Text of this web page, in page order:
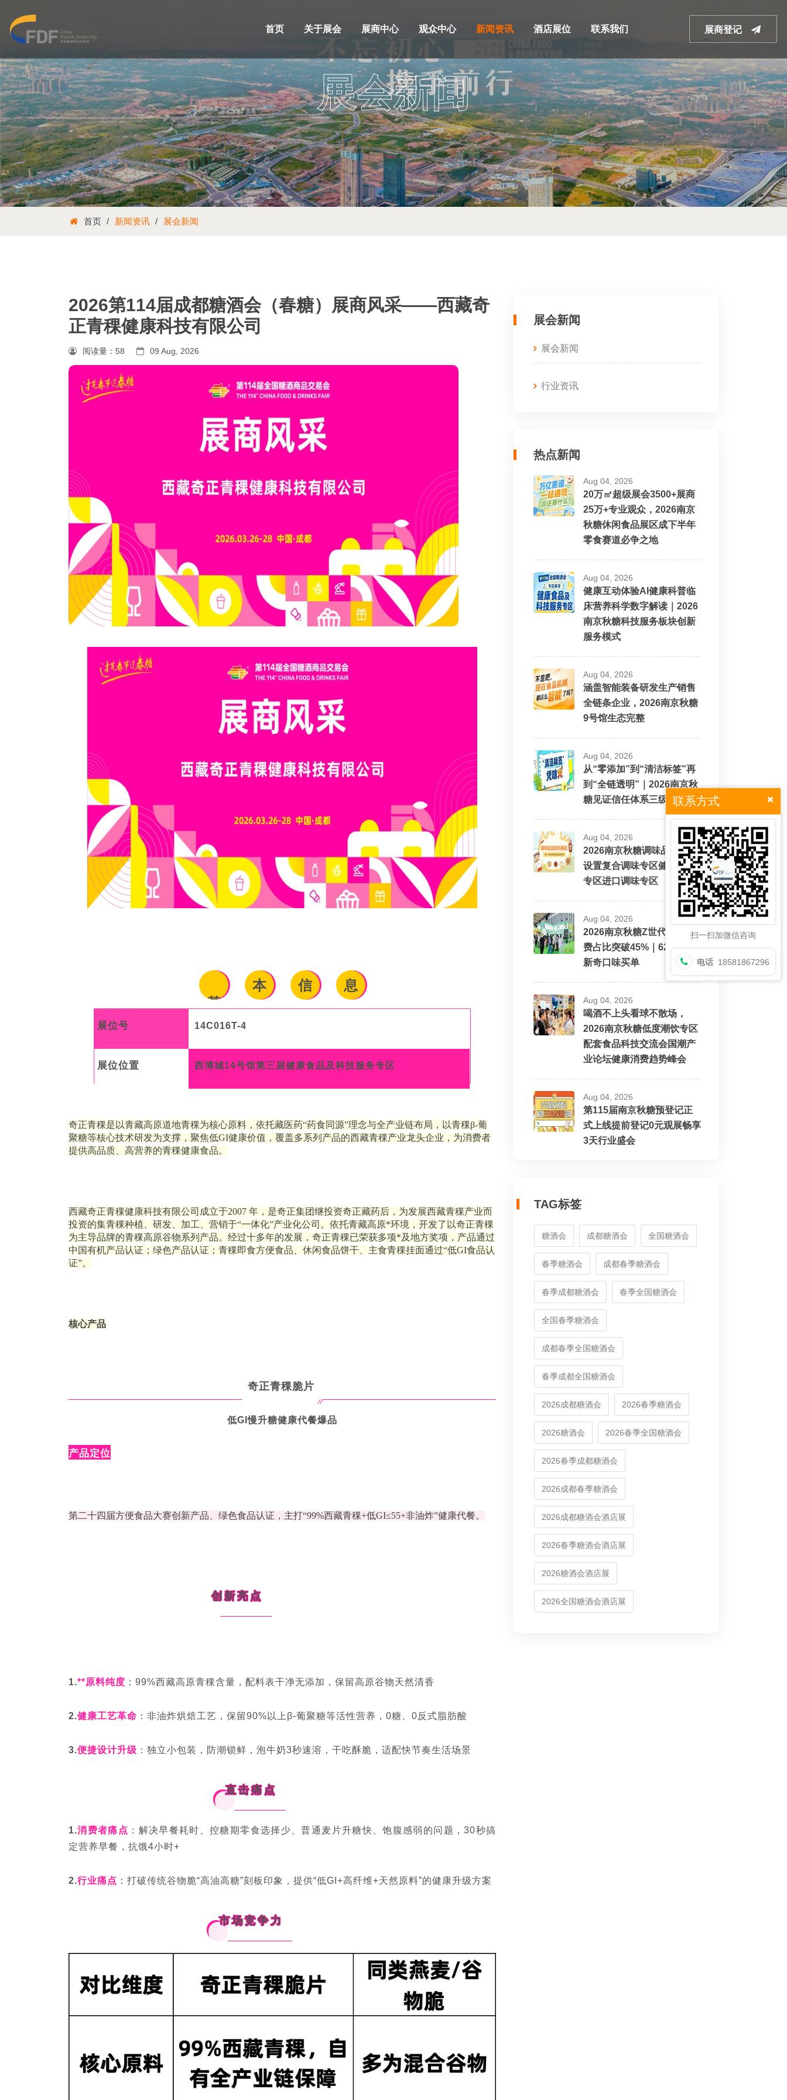
首页 关于展会 展商中心 观众中心 新闻资讯 酒店展位 联系我们 展商登记
展会新闻
首页 新闻资讯 展会新闻
2026第114届成都糖酒会（春糖）展商风采——西藏奇
正青稞健康科技有限公司
阅读量： 58 09 Aug, 2026
基
本 信 息
展位号 14C016T-4
展位位置 西博城14号馆第三届健康食品及科技服务专区
奇正青稞是以青藏高原道地青稞为核心原料，依托藏医药“药食同源”理念与全产业链布局，以青稞β-葡
聚糖等核心技术研发为支撑，聚焦低GI健康价值，覆盖多系列产品的西藏青稞产业龙头企业，为消费者
提供高品质、高营养的青稞健康食品。
西藏奇正青稞健康科技有限公司成立于2007 年，是奇正集团继投资奇正藏药后，为发展西藏青稞产业而
投资的集青稞种植、研发、加工、营销于“一体化”产业化公司。依托青藏高原*环境，开发了以奇正青稞
为主导品牌的青稞高原谷物系列产品。经过十多年的发展，奇正青稞已荣获多项*及地方奖项，产品通过
中国有机产品认证；绿色产品认证；青稞即食方便食品、休闲食品饼干、主食青稞挂面通过“低GI食品认
证”。
核心产品
奇正青稞脆片
低GI慢升糖健康代餐爆品
产品定位
第二十四届方便食品大赛创新产品、绿色食品认证，主打“99%西藏青稞+低GI≤55+非油炸”健康代餐。
创新亮点
1.**原料纯度 ：99%西藏高原青稞含量，配料表干净无添加，保留高原谷物天然清香
2.健康工艺革命 ：非油炸烘焙工艺，保留90%以上β-葡聚糖等活性营养，0糖、0反式脂肪酸
3.便捷设计升级 ：独立小包装，防潮锁鲜，泡牛奶3秒速溶，干吃酥脆，适配快节奏生活场景
直击痛点
1.消费者痛点 ：解决早餐耗时、控糖期零食选择少、普通麦片升糖快、饱腹感弱的问题，30秒搞
定营养早餐，抗饿4小时+
2.行业痛点 ：打破传统谷物脆“高油高糖”刻板印象，提供“低GI+高纤维+天然原料”的健康升级方案
市场竞争力
展会新闻
展会新闻
行业资讯
热点新闻
Aug 04, 2026
20万㎡超级展会3500+展商
25万+专业观众，2026南京
秋糖休闲食品展区成下半年
零食赛道必争之地
Aug 04, 2026
健康互动体验AI健康科普临
床营养科学数字解读｜2026
南京秋糖科技服务板块创新
服务模式
Aug 04, 2026
涵盖智能装备研发生产销售
全链条企业，2026南京秋糖
9号馆生态完整
Aug 04, 2026
从“零添加”到“清洁标签”再
到“全链透明”｜2026南京秋
糖见证信任体系三级跳
Aug 04, 2026
2026南京秋糖调味品展区将
设置复合调味专区健康配料
专区进口调味专区
Aug 04, 2026
2026南京秋糖Z世代酒水消
费占比突破45%｜62%愿为
新奇口味买单
Aug 04, 2026
喝酒不上头看球不散场，
2026南京秋糖低度潮饮专区
配套食品科技交流会国潮产
业论坛健康消费趋势峰会
Aug 04, 2026
第115届南京秋糖预登记正
式上线提前登记0元观展畅享
3天行业盛会
TAG标签
糖酒会 成都糖酒会 全国糖酒会
春季糖酒会 成都春季糖酒会
春季成都糖酒会 春季全国糖酒会
全国春季糖酒会
成都春季全国糖酒会
春季成都全国糖酒会
2026成都糖酒会 2026春季糖酒会
2026糖酒会 2026春季全国糖酒会
2026春季成都糖酒会
2026成都春季糖酒会
2026成都糖酒会酒店展
2026春季糖酒会酒店展
2026糖酒会酒店展
2026全国糖酒会酒店展
联系方式
扫一扫加微信咨询
电话 18581867296